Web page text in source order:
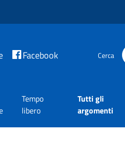
Facebook Cerca
Tempo
libero
Tutti gli
argomenti